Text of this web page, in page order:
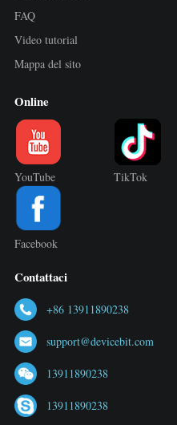
FAQ
Video tutorial
Mappa del sito
Online
YouTube TikTok
Facebook
Contattaci
+86 13911890238
support@devicebit.com
13911890238
13911890238